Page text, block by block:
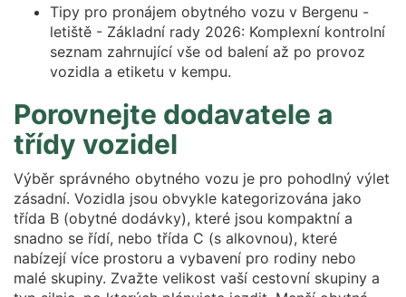
Tipy pro pronájem obytného vozu v Bergenu -
letiště - Základní rady 2026: Komplexní kontrolní
seznam zahrnující vše od balení až po provoz
vozidla a etiketu v kempu.
Porovnejte dodavatele a
třídy vozidel
Výběr správného obytného vozu je pro pohodlný výlet
zásadní. Vozidla jsou obvykle kategorizována jako
třída B (obytné dodávky), které jsou kompaktní a
snadno se řídí, nebo třída C (s alkovnou), které
nabízejí více prostoru a vybavení pro rodiny nebo
malé skupiny. Zvažte velikost vaší cestovní skupiny a